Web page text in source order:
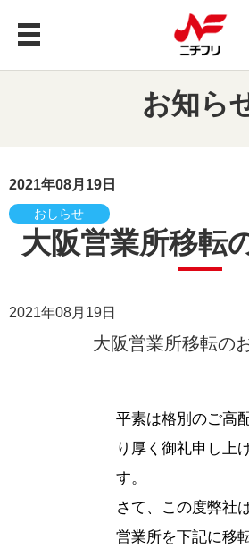
企業情報
レシピ
お問い合わせ
お知ら
2021年08月19日
おしらせ
大阪営業所移転
2021年08月19日
大阪営業所移転の
平素は格別のご高
り厚く御礼申し上
す。
さて、この度弊社
営業所を下記に移